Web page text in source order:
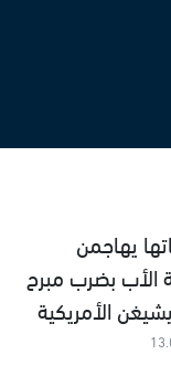
يهاجمن
الأب بضرب مبرح
الأمريكية